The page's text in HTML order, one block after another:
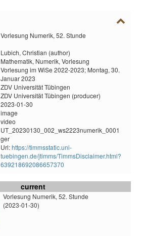
Vorlesung Numerik, 52. Stunde
Lubich, Christian (author)
Mathematik, Numerik, Vorlesung
Vorlesung im WiSe 2022-2023; Montag, 30.
Januar 2023
ZDV Universität Tübingen
ZDV Universität Tübingen (producer)
2023-01-30
image
video
UT_20230130_002_ws2223numerik_0001
ger
Url:https://timmsstatic.uni-
tuebingen.de/jtimms/TimmsDisclaimer.html?
639218692086657370
current
Vorlesung Numerik, 52. Stunde
(2023-01-30)